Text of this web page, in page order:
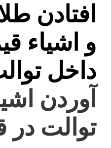
افتادن
و اشیاء
داخل
آوردن
توالت در